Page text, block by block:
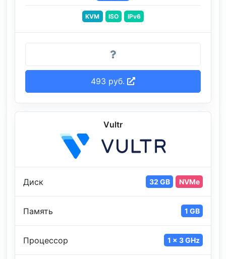
KVM ISO IPv6
493 руб.
Vultr
Диск 32 GB NVMe
Память 1 GB
Процессор 1 x 3 GHz